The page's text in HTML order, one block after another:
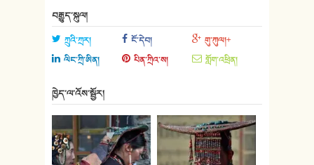
བརྒྱུད་སྐུལ།
ཀྲུའི་ཀྲར། ངོ་དེབ།
གུ་ཀུལ།+
ལིང་ཀྲི་ཨིན།
པིན་ཀྲིའ་ས། གློག་འཕྲིན།
ཁྱེད་ལ་འོས་སྦྱོར།